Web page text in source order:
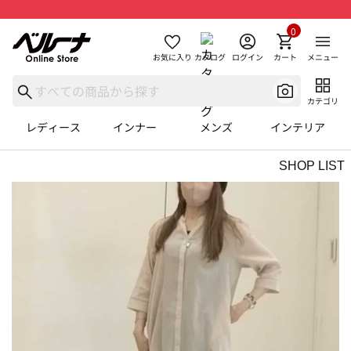
お気に入り カタログ ログイン カート
0
メニュー
カテゴリ
レディース インナー メンズ インテリア
SHOP LIST